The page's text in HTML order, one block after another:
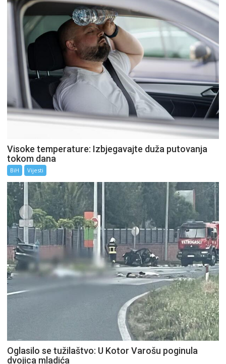
Visoke temperature: Izbjegavajte duža putovanja
tokom dana
BiH Vijesti
Oglasilo se tužilaštvo: U Kotor Varošu poginula
dvojica mladića